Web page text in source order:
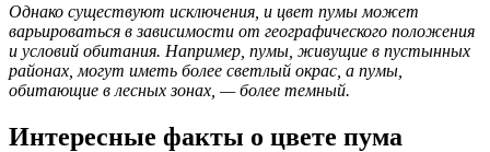
Однако существуют исключения, и цвет пумы может
варьироваться в зависимости от географического положения
и условий обитания. Например, пумы, живущие в пустынных
районах, могут иметь более светлый окрас, а пумы,
обитающие в лесных зонах, — более темный.
Интересные факты о цвете пума